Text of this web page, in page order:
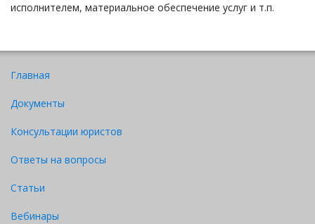
исполнителем, материальное обеспечение услуг и т.п.
Главная
Документы
Консультации юристов
Ответы на вопросы
Статьи
Вебинары